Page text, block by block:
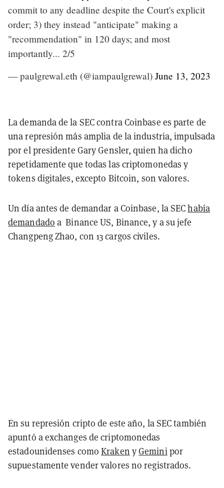
commit to any deadline despite the Court's explicit
order; 3) they instead "anticipate" making a
"recommendation" in 120 days; and most
importantly... 2/5
— paulgrewal.eth (@iampaulgrewal) June 13, 2023
La demanda de la SEC contra Coinbase es parte de
una represión más amplia de la industria, impulsada
por el presidente Gary Gensler, quien ha dicho
repetidamente que todas las criptomonedas y
tokens digitales, excepto Bitcoin, son valores.
Un día antes de demandar a Coinbase, la SEChabía
demandado a Binance US, Binance, y a su jefe
Changpeng Zhao, con 13 cargos civiles.
En su represión cripto de este año, la SEC también
apuntó a exchanges de criptomonedas
estadounidenses comoKraken yGeminipor
supuestamente vender valores no registrados.